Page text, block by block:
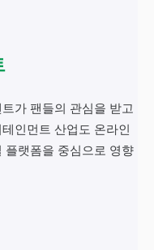
가 팬들의 관심을 받고
인먼트 산업도 온라인
플랫폼을 중심으로 영향